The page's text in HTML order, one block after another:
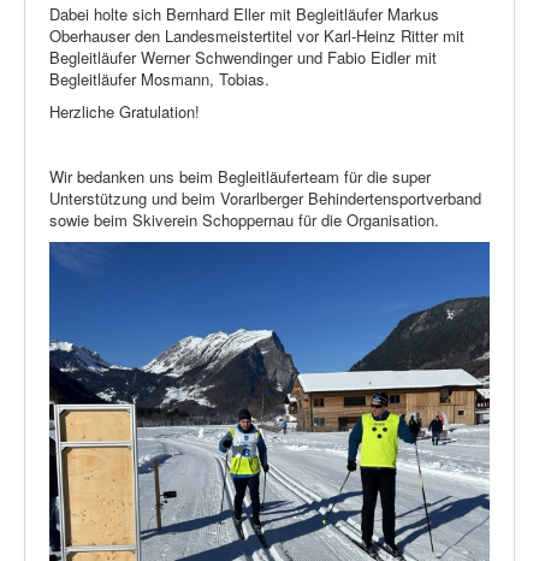
Dabei holte sich Bernhard Eller mit Begleitläufer Markus
Oberhauser den Landesmeistertitel vor Karl-Heinz Ritter mit
Begleitläufer Werner Schwendinger und Fabio Eidler mit
Begleitläufer Mosmann, Tobias.
Herzliche Gratulation!
Wir bedanken uns beim Begleitläuferteam für die super
Unterstützung und beim Vorarlberger Behindertensportverband
sowie beim Skiverein Schoppernau für die Organisation.